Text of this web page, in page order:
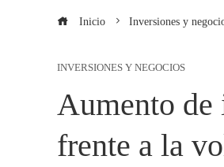
Inicio Inversiones y
INVERSIONES Y NEGOCIOS
Aumento de
frente a la